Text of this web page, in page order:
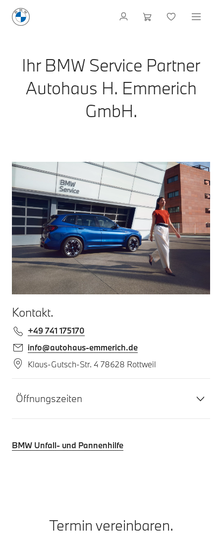
Ihr BMW Service Partner
Autohaus H. Emmerich
GmbH.
Kontakt.
+49 741 175170
info@autohaus-emmerich.de
Klaus-Gutsch-Str. 4 78628 Rottweil
Öffnungszeiten
BMW Unfall- und Pannenhilfe
Termin vereinbaren.